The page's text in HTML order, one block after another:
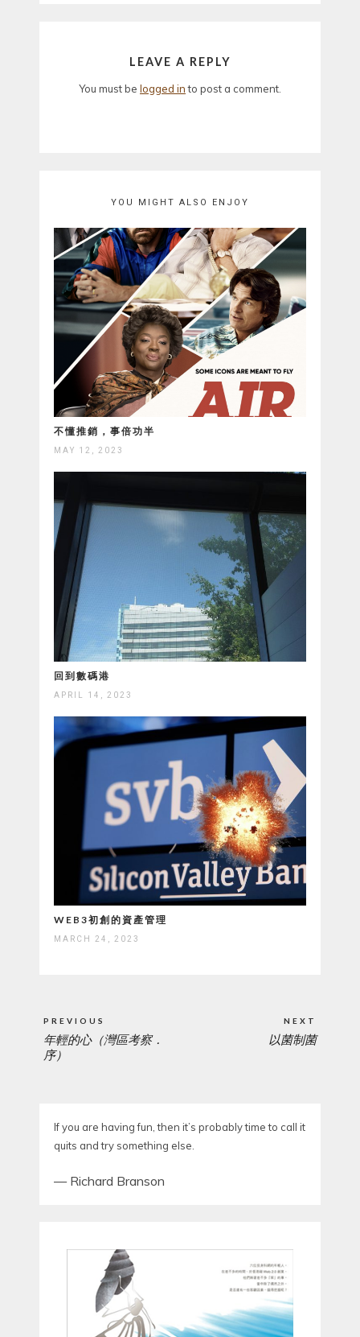
LEAVE A REPLY
You must be logged into post a comment.
YOU MIGHT ALSO ENJOY
不懂推銷，事倍功半
MAY 12, 2023
回到數碼港
APRIL 14, 2023
WEB3初創的資產管理
MARCH 24, 2023
navigation
PREVIOUS
PREVIOUS
年輕的心（灣區考察．
序）
NEXT
以菌制菌
If you are having fun, then it’s probably time to call it
quits and try something else.
— Richard Branson